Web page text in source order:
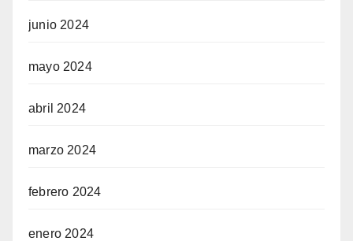
junio 2024
mayo 2024
abril 2024
marzo 2024
febrero 2024
enero 2024